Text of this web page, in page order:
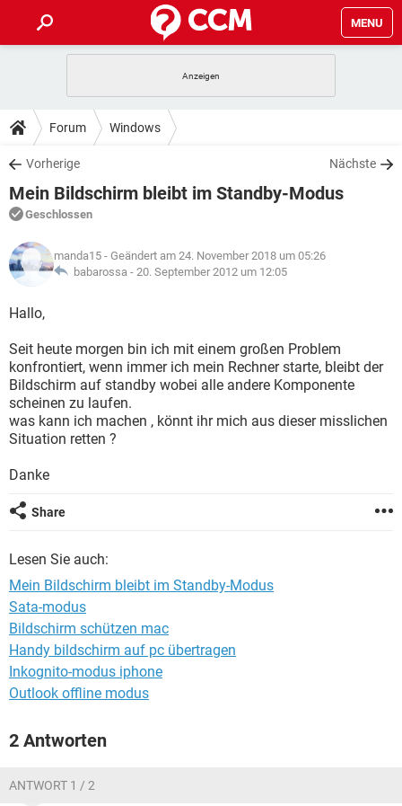
MENU
ANDROID
WINDOWS 10
WHATSAPP TIKTOK
FACEBOOK
TIPPS & TRICKS
SPIELE
WINDOWS 10
WHATSAPP
FACEBOOK HARDWARE
DOWNLOADS
SPIELE STREAMING
ANDROID
WINDOWS 10 INSTAGRAM
WHATSAPP
FACEBOOK
FORUM
SPIELE
ANDROID IOS
FACEBOOK HARDWARE
LEXIKON
SPIELE
ANDROID
WINDOWS 10 INSTAGRAM
WHATSAPP TIKTOK
FACEBOOK
Forum Windows
Vorherige Nächste
Mein Bildschirm bleibt im Standby-Modus
Geschlossen
manda15 - Geändert am 24. November 2018 um 05:26
babarossa - 20. September 2012 um 12:05
Hallo,
Seit heute morgen bin ich mit einem großen Problem
konfrontiert, wenn immer ich mein Rechner starte, bleibt der
Bildschirm auf standby wobei alle andere Komponente
scheinen zu laufen.
was kann ich machen , könnt ihr mich aus dieser misslichen
Situation retten ?
Danke
Share
Lesen Sie auch:
Mein Bildschirm bleibt im Standby-Modus
Sata-modus
Bildschirm schützen mac
Handy bildschirm auf pc übertragen
Inkognito-modus iphone
Outlook offline modus
2 Antworten
ANTWORT 1 / 2